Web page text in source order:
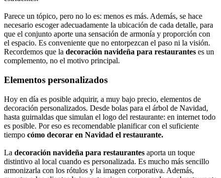
Parece un tópico, pero no lo es: menos es más. Además, se hace
necesario escoger adecuadamente la ubicación de cada detalle, para
que el conjunto aporte una sensación de armonía y proporción con
el espacio. Es conveniente que no entorpezcan el paso ni la visión.
Recordemos que la decoración navideña para restaurantes es un
complemento, no el motivo principal.
Elementos personalizados
Hoy en día es posible adquirir, a muy bajo precio, elementos de
decoración personalizados. Desde bolas para el árbol de Navidad,
hasta guirnaldas que simulan el logo del restaurante: en internet todo
es posible. Por eso es recomendable planificar con el suficiente
tiempo cómo decorar en Navidad el restaurante.
La decoración navideña para restaurantes aporta un toque
distintivo al local cuando es personalizada. Es mucho más sencillo
armonizarla con los rótulos y la imagen corporativa. Además,